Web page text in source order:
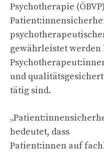
Psychotherapie
gewährleistet werden
und
tätig sind.
bedeutet, dass
Patient:innen auf